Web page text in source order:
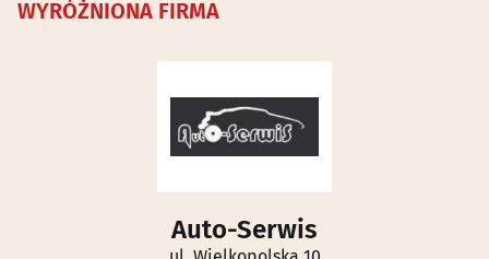
WYRÓŻNIONA FIRMA
Auto-Serwis